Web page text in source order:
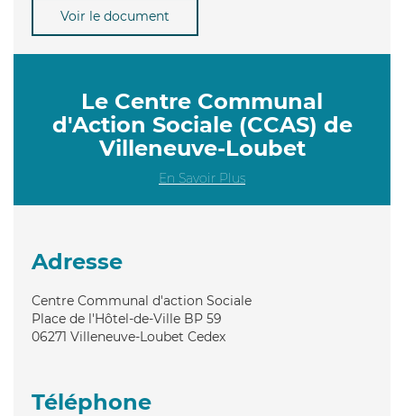
Voir le document
Le Centre Communal
d'Action Sociale (CCAS) de
Villeneuve-Loubet
En Savoir Plus
Adresse
Centre Communal d'action Sociale
Place de l'Hôtel-de-Ville BP 59
06271 Villeneuve-Loubet Cedex
Téléphone